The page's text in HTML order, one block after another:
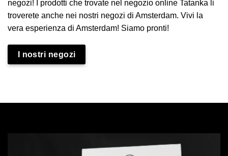
negozi! I prodotti che trovate nel negozio online Tatanka li
troverete anche nei nostri negozi di Amsterdam. Vivi la
vera esperienza di Amsterdam! Siamo pronti!
I nostri negozi